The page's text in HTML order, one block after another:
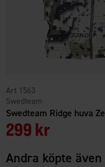
Swedteam Ridge huva
Swedteam
1563
299 kr
Andra köpte även